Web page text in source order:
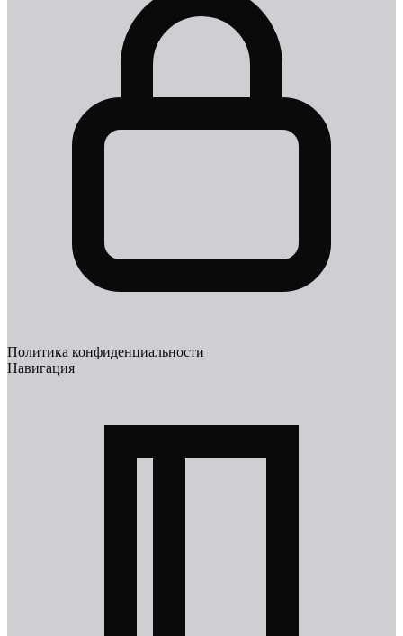
Политика конфиденциальности
Навигация